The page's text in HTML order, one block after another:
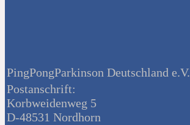
PingPongParkinson Deutschland e.V.
Postanschrift:
Korbweidenweg 5
D-48531 Nordhorn